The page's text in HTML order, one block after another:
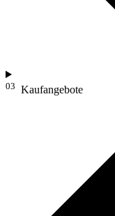
03 Kaufangebote